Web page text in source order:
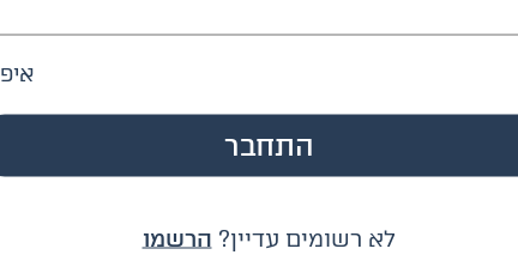
לא רשומים עדיין? הרשמו